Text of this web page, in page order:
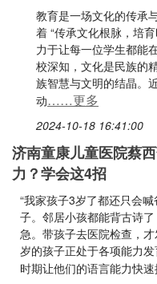
教育是一场文化的传承
着 “传承文化根脉，培
力于让每一位学生都能
校深知，文化是民族的
族智慧与文明的结晶。
动……更多
2024-10-18 16:41:00
济南童康儿童医院蔡
力？学会这4招
“我家孩子3岁了都还只会
子。邻居小孩都能背古诗
急。带孩子去医院检查，
岁的孩子正处于各项能力
时期让他们的语言能力快速